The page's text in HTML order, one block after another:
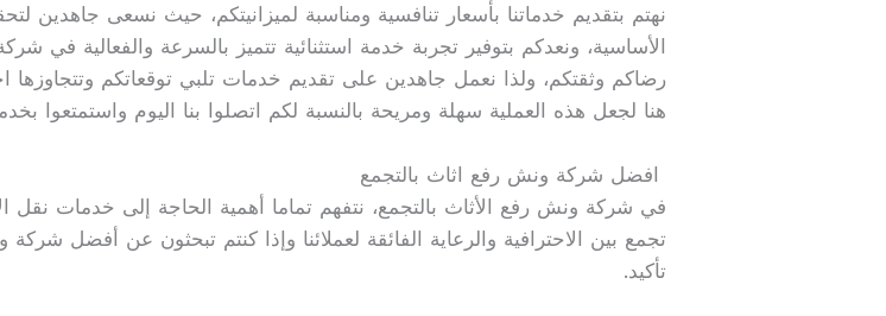
نهتم بتقديم خدماتنا بأسعار تنافسية ومناسبة لميزانيتكم، حيث نسعى جاهدين
الأساسية، ونعدكم بتوفير تجربة خدمة استثنائية تتميز بالسرعة والفعالية في
رضاكم وثقتكم، ولذا نعمل جاهدين على تقديم خدمات تلبي توقعاتكم
هنا لجعل هذه العملية سهلة ومريحة بالنسبة لكم اتصلوا بنا اليوم واستمتعوا
افضل شركة ونش رفع اثاث بالتجمع
في شركة ونش رفع الأثاث بالتجمع، نتفهم تماما أهمية الحاجة إلى خدمات نقل
تجمع بين الاحترافية والرعاية الفائقة لعملائنا وإذا كنتم تبحثون عن أفضل
تأكيد.